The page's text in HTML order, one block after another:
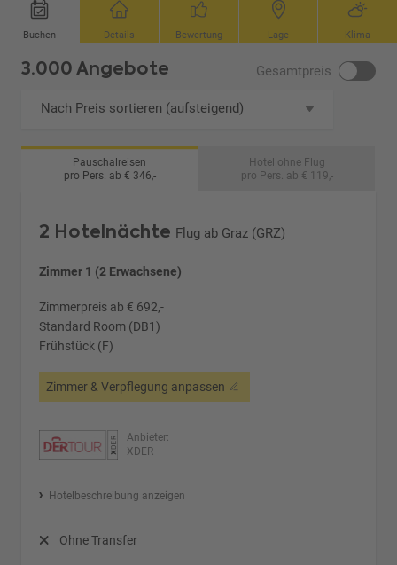
Buchen Details Bewertung Lage Klima
3.000 Angebote Gesamtpreis
Nach Preis sortieren (aufsteigend)
Pauschalreisen
pro Pers. ab € 346,-
Hotel ohne Flug
pro Pers. ab € 119,-
2 Hotelnächte Flug ab Graz (GRZ)
Zimmer 1 (2 Erwachsene)
Zimmerpreis ab € 692,-
Standard Room (DB1)
Frühstück (F)
Zimmer & Verpflegung anpassen
Anbieter:
XDER
Hotelbeschreibung anzeigen
Ohne Transfer